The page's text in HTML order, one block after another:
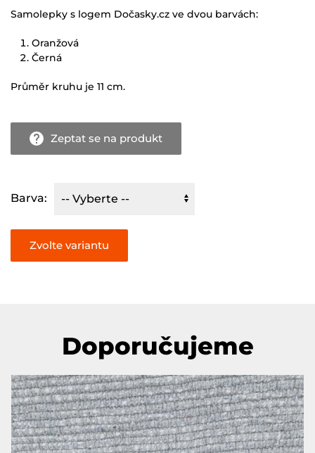
Samolepky s logem Dočasky.cz ve dvou barvách:
Oranžová
Černá
Průměr kruhu je 11 cm.
Zeptat se na produkt
Barva:
Doporučujeme